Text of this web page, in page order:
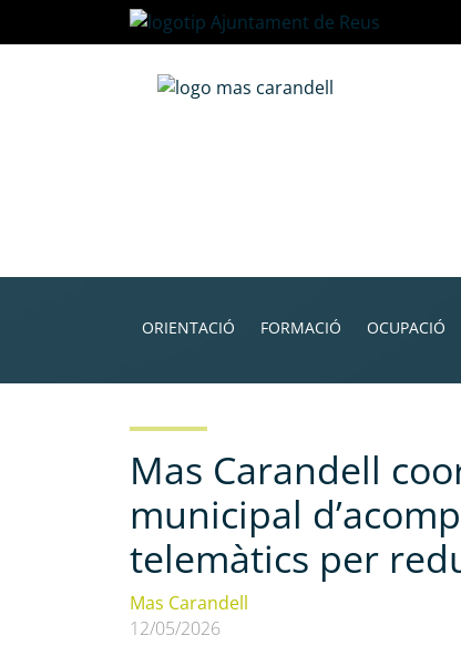
al
ORIENTACIÓ FORMACIÓ OCUPACIÓ
Mas Carandell
municipal
telemàtics per
Mas Carandell
12/05/2026